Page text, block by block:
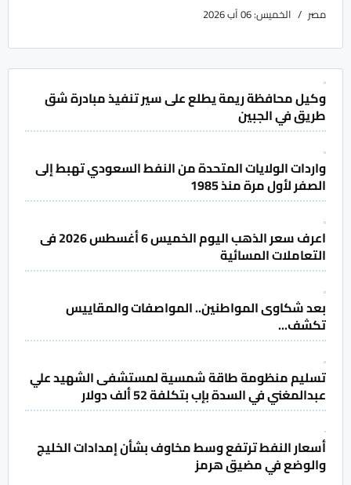
مصر الخميس: 06 آب 2026
وكيل محافظة ريمة يطلع على سير تنفيذ مبادرة شق
طريق في الجبين
واردات الولايات المتحدة من النفط السعودي تهبط إلى
الصفر لأول مرة منذ 1985
اعرف سعر الذهب اليوم الخميس 6 أغسطس 2026 فى
التعاملات المسائية
بعد شكاوى المواطنين.. المواصفات والمقاييس
تكشف...
تسليم منظومة طاقة شمسية لمستشفى الشهيد علي
عبدالمغني في السدة بإب بتكلفة 52 ألف دولار
أسعار النفط ترتفع وسط مخاوف بشأن إمدادات الخليج
والوضع في مضيق هرمز